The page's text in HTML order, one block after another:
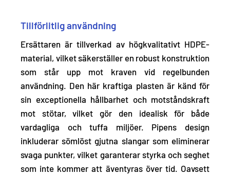
Tillförlitlig användning
Ersättaren ärtillverkad av högkvalitativt HDPE-
material, vilket säkerställer en robust konstruktion
som står upp mot kraven vid regelbunden
användning. Den här kraftiga plasten är känd för
sin exceptionella hållbarhet och motståndskraft
mot stötar, vilket gör den idealisk för både
vardagliga och tuffa miljöer. Pipens design
inkluderar sömlöst gjutna slangar som eliminerar
svaga punkter, vilket garanterar styrka och seghet
som inte kommer att äventyras över tid. Oavsett